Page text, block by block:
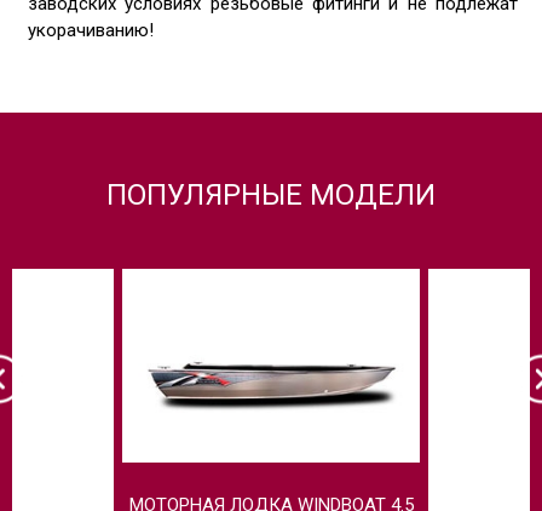
укорачиванию!
ПОПУЛЯРНЫЕ МОДЕЛИ
МОТОРНАЯ ЛОДКА WINDBOAT 4.5